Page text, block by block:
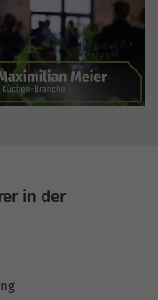
in der